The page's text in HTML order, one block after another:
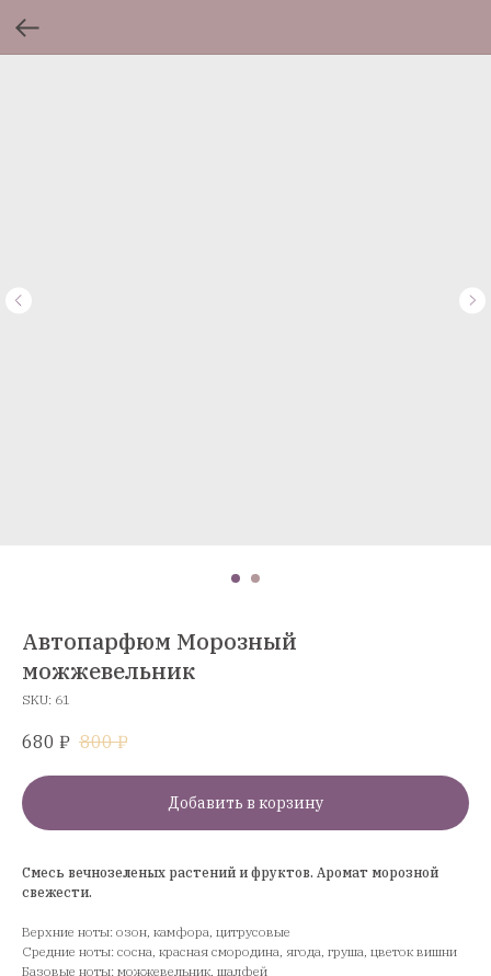
Автопарфюм Морозный
можжевельник
SKU: 61
680 ₽ 800 ₽
Добавить в корзину
Смесь вечнозеленых растений и фруктов. Аромат морозной
свежести.
Верхние ноты: озон, камфора, цитрусовые
Средние ноты: сосна, красная смородина, ягода, груша, цветок вишни
Базовые ноты: можжевельник, шалфей